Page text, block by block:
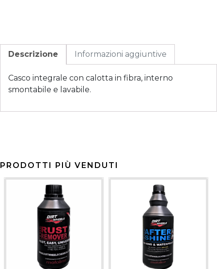
Descrizione Informazioni aggiuntive
Casco integrale con calotta in fibra, interno
smontabile e lavabile.
PRODOTTI PIÙ VENDUTI